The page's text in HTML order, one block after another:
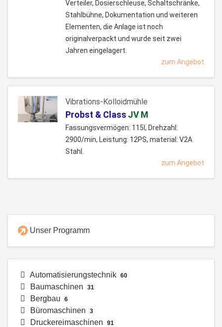
Verteiler, Dosierschleuse, Schaltschränke,
Stahlbühne, Dokumentation und weiteren
Elementen, die Anlage ist noch
originalverpackt und wurde seit zwei
Jahren eingelagert.
zum Angebot
Vibrations-Kolloidmühle
Probst & Class JV M
Fassungsvermögen: 115l, Drehzahl:
2900/min, Leistung: 12PS, material: V2A
Stahl.
zum Angebot
Unser Programm
Automatisierungstechnik 60
Baumaschinen 31
Bergbau 6
Büromaschinen 3
Druckereimaschinen 91